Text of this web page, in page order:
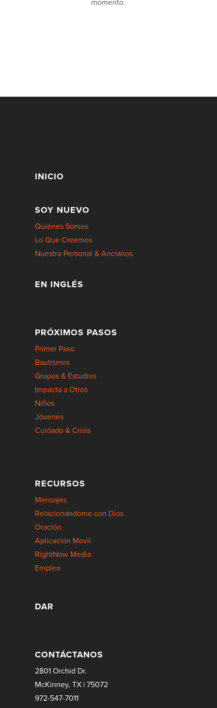
momento.
INICIO
SOY NUEVO
Quiénes Somos
Lo Que Creemos
Nuestro Personal & Ancianos
EN INGLÉS
PRÓXIMOS PASOS
Primer Paso
Bautismos
Grupos & Estudios
Impacta a Otros
Niños
Jóvenes
Cuidado & Crisis
RECURSOS
Mensajes
Relacionándome con Dios
Oración
Aplicación Movil
RightNow Media
Empleo
DAR
CONTÁCTANOS
2801 Orchid Dr.
McKinney, TX | 75072
972-547-7011